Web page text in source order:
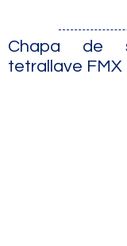
Chapa de
tetrallave FMX